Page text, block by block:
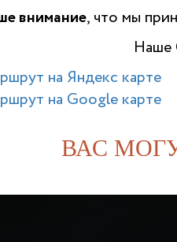
внимание, что мы
Наше
на Яндекс карте
на Google карте
ВАС